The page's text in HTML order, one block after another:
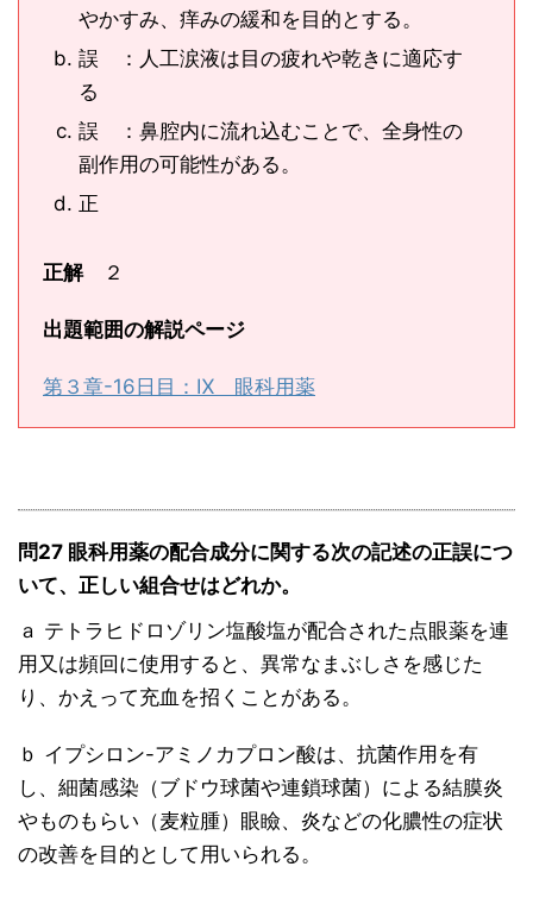
やかすみ、痒みの緩和を目的とする。
誤 ：人工涙液は目の疲れや乾きに適応す
る
誤 ：鼻腔内に流れ込むことで、全身性の
副作用の可能性がある。
正
正解２
出題範囲の解説ページ
第３章-16日目：Ⅸ 眼科用薬
問27 眼科用薬の配合成分に関する次の記述の正誤につ
いて、正しい組合せはどれか。
ａ テトラヒドロゾリン塩酸塩が配合された点眼薬を連
用又は頻回に使用すると、異常なまぶしさを感じた
り、かえって充血を招くことがある。
ｂ イプシロン-アミノカプロン酸は、抗菌作用を有
し、細菌感染（ブドウ球菌や連鎖球菌）による結膜炎
やものもらい（麦粒腫）眼瞼、炎などの化膿性の症状
の改善を目的として用いられる。